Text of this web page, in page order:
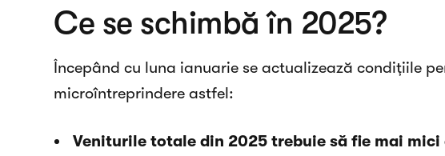
Ce se schimbă în 2025?
Începând cu luna ianuarie se actualizează condițiile
microîntreprindere astfel:
Veniturile totale din 2025 trebuie să fie mai mici